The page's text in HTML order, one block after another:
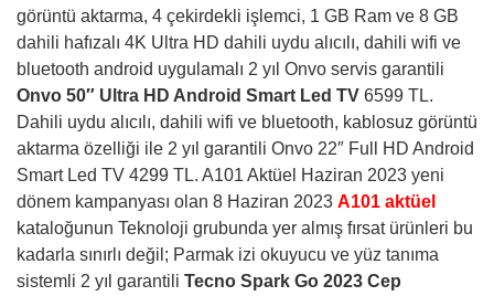
görüntü aktarma, 4 çekirdekli işlemci, 1 GB Ram ve 8 GB
dahili hafızalı 4K Ultra HD dahili uydu alıcılı, dahili wifi ve
bluetooth android uygulamalı 2 yıl Onvo servis garantili
Onvo 50″ Ultra HD Android Smart Led TV 6599 TL.
Dahili uydu alıcılı, dahili wifi ve bluetooth, kablosuz görüntü
aktarma özelliği ile 2 yıl garantili Onvo 22″ Full HD Android
Smart Led TV 4299 TL. A101 Aktüel Haziran 2023 yeni
dönem kampanyası olan 8 Haziran 2023 A101 aktüel
kataloğunun Teknoloji grubunda yer almış fırsat ürünleri bu
kadarla sınırlı değil; Parmak izi okuyucu ve yüz tanıma
sistemli 2 yıl garantili Tecno Spark Go 2023 Cep